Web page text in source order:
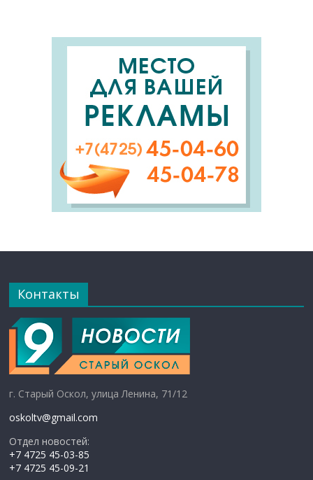
Контакты
г. Старый Оскол, улица Ленина, 71/12
oskoltv@gmail.com
Отдел новостей:
+7 4725 45-03-85
+7 4725 45-09-21